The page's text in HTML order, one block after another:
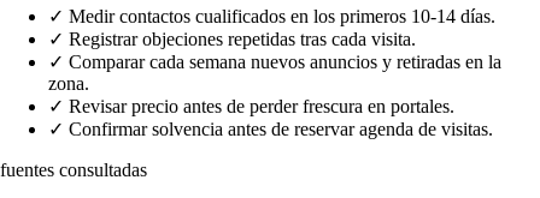
✓ Medir contactos cualificados en los primeros 10-14 días.
✓ Registrar objeciones repetidas tras cada visita.
✓ Comparar cada semana nuevos anuncios y retiradas en la
zona.
✓ Revisar precio antes de perder frescura en portales.
✓ Confirmar solvencia antes de reservar agenda de visitas.
fuentes consultadas